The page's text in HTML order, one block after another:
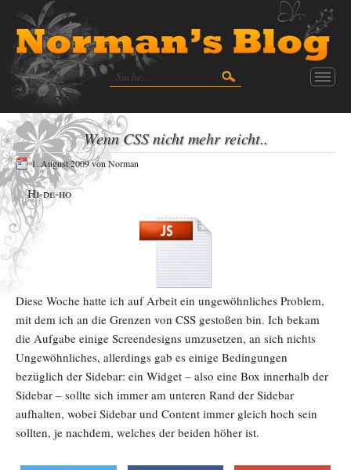
Wenn CSS nicht mehr reicht..
1. August 2009vonNorman
Hi-de-ho
Diese Woche hatte ich auf Arbeit ein ungewöhnliches Problem,
mit dem ich an die Grenzen von CSS gestoßen bin. Ich bekam
die Aufgabe einige Screendesigns umzusetzen, an sich nichts
Ungewöhnliches, allerdings gab es einige Bedingungen
bezüglich der Sidebar: ein Widget – also eine Box innerhalb der
Sidebar – sollte sich immer am unteren Rand der Sidebar
aufhalten, wobei Sidebar und Content immer gleich hoch sein
sollten, je nachdem, welches der beiden höher ist.